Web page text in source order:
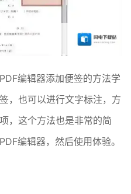
编辑器添加便签的方法学
，也可以进行文字标注，方
，这个方法也是非常的简
编辑器，然后使用体验。